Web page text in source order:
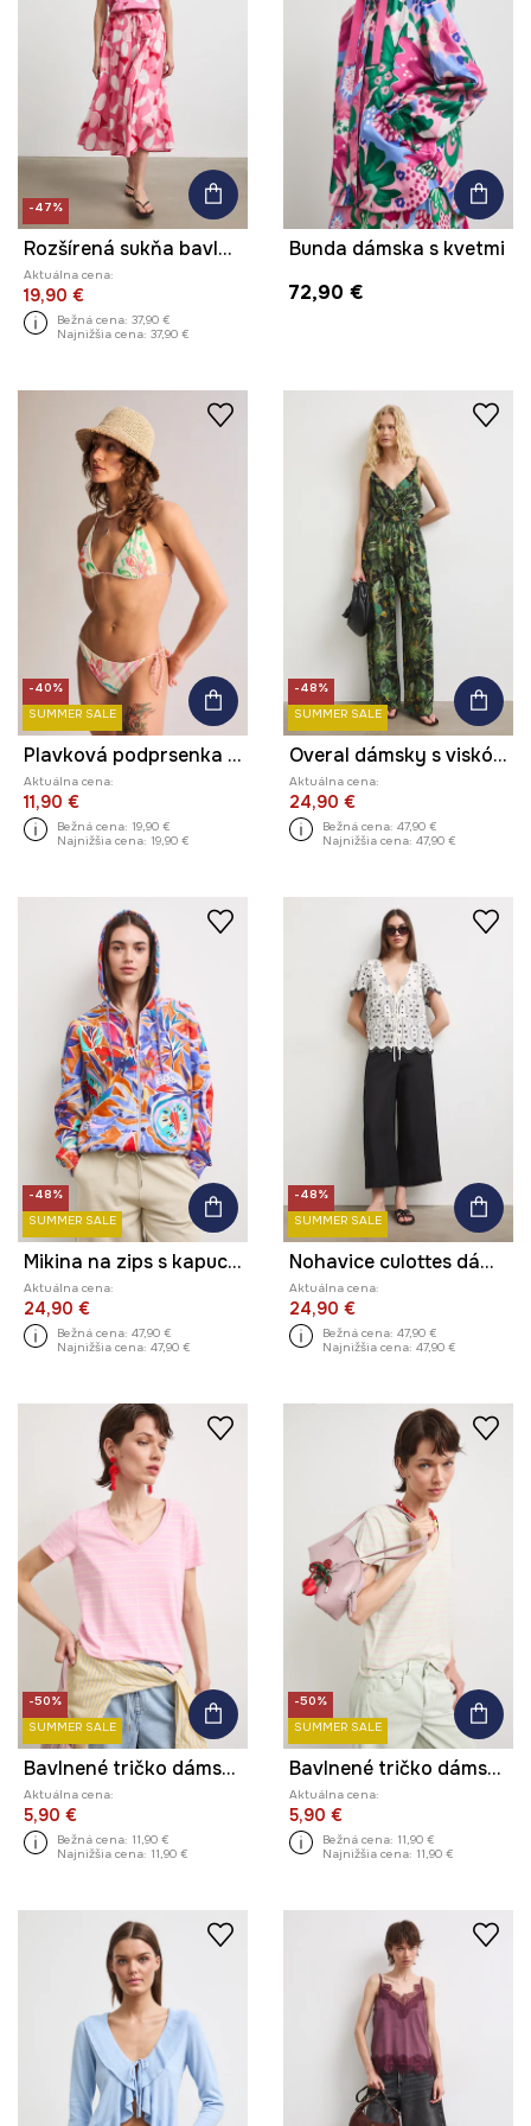
-47%
Rozšírená sukňa bavlnená s kvetmi
Aktuálna cena:
19,90 €
Bežná cena: 37,90 €
Najnižšia cena: 37,90 €
Bunda dámska s kvetmi
72,90 €
-40%
SUMMER SALE
Plavková podprsenka dámska s výšivkou
Aktuálna cena:
11,90 €
Bežná cena: 19,90 €
Najnižšia cena: 19,90 €
-48%
SUMMER SALE
Overal dámsky s viskózou s rastlinným motívom
Aktuálna cena:
24,90 €
Bežná cena: 47,90 €
Najnižšia cena: 47,90 €
-48%
SUMMER SALE
Mikina na zips s kapucňou dámska s rastlinným motívom
Aktuálna cena:
24,90 €
Bežná cena: 47,90 €
Najnižšia cena: 47,90 €
-48%
SUMMER SALE
Nohavice culottes dámske s prímesou ľanu hladké
Aktuálna cena:
24,90 €
Bežná cena: 47,90 €
Najnižšia cena: 47,90 €
-50%
SUMMER SALE
Bavlnené tričko dámske s elastanom pruhovaný
Aktuálna cena:
5,90 €
Bežná cena: 11,90 €
Najnižšia cena: 11,90 €
-50%
SUMMER SALE
Bavlnené tričko dámske s elastanom pruhovaný
Aktuálna cena:
5,90 €
Bežná cena: 11,90 €
Najnižšia cena: 11,90 €